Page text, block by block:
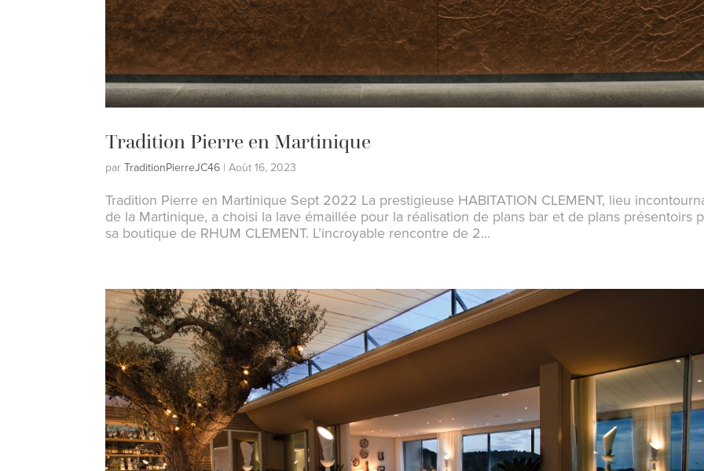
Tradition Pierre en Martinique
parTraditionPierreJC46 |Août 16, 2023
Tradition Pierre en Martinique Sept 2022 La prestigieuse HABITATION CLEMENT, lieu
de la Martinique, a choisi la lave émaillée pour la réalisation de plans bar et de plans présentoirs
sa boutique de RHUM CLEMENT. L’incroyable rencontre de 2...